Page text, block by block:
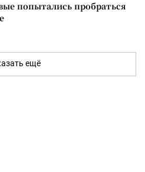
попытались пробраться
ещё